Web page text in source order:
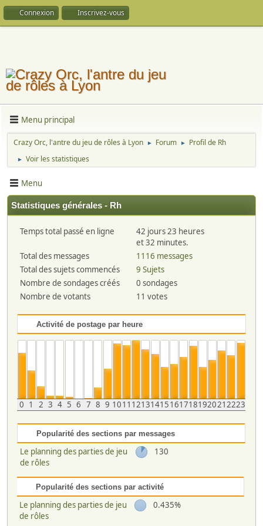
Connexion Inscrivez-vous
Menu principal
Crazy Orc, l'antre du jeu de rôles à Lyon ► Forum ► Profil de Rh
► Voir les statistiques
Menu
Statistiques générales - Rh
Temps total passé en ligne
42 jours 23 heures
et 32 minutes.
Total des messages
1116 messages
Total des sujets commencés
9 Sujets
Nombre de sondages créés
0 sondages
Nombre de votants
11 votes
Activité de postage par heure
0 1 2 3 4 5 6 7 8 9 1011 121314151617181920212223
Popularité des sections par messages
Le planning des parties de jeu
de rôles
130
Popularité des sections par activité
Le planning des parties de jeu
de rôles
0.435%